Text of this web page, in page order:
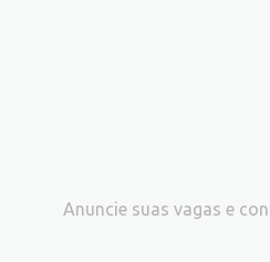
Anuncie suas vagas e